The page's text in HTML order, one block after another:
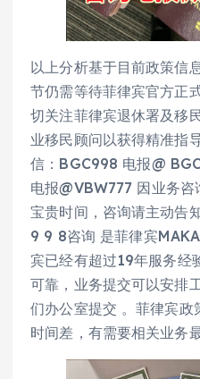
以上分析基于目前政策信
节仍需等待菲律宾官方正
切关注菲律宾退休署及移
业移民顾问以获得精准指
信：BGC998 电报@
电报@VBW777 因业务
宝贵时间，咨询请主动告
9 9 8咨询 是菲律宾
宾已经有超过19年服务经
可靠，业务提交可以安排
们办公室提交 。菲律宾政
时间差，有需要相关业务